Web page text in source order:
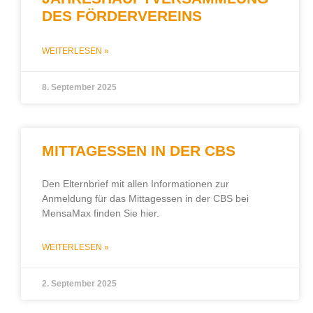
DES FÖRDERVEREINS
WEITERLESEN »
8. September 2025
MITTAGESSEN IN DER CBS
Den Elternbrief mit allen Informationen zur
Anmeldung für das Mittagessen in der CBS bei
MensaMax finden Sie hier.
WEITERLESEN »
2. September 2025